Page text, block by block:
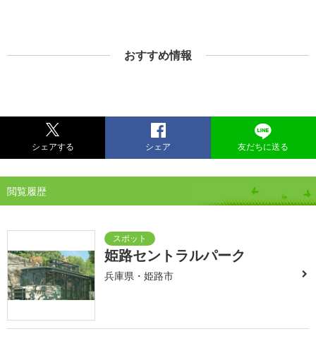
おすすめ情報
シェアする シェア 友だちに送る
閲覧履歴
姫路セントラルパーク
兵庫県・姫路市